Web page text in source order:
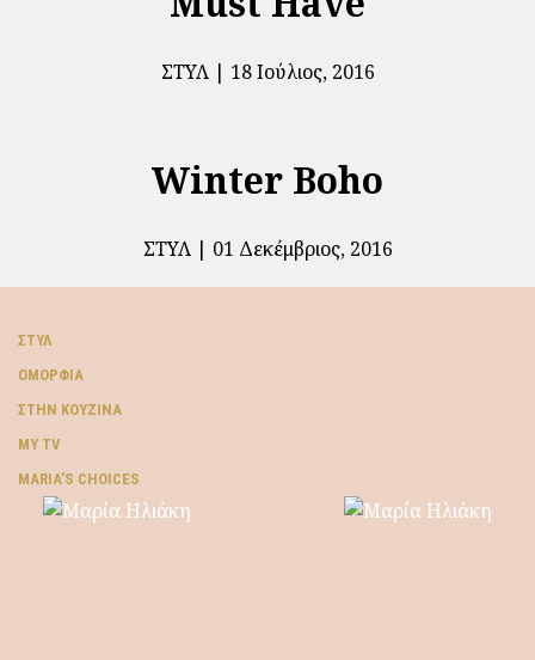
ΣΤΥΛ 18 Ιούλιος, 2016
Winter Boho
ΣΤΥΛ 01 Δεκέμβριος, 2016
ΣΤΥΛ
ΟΜΟΡΦΙΆ
ΣΤΗΝ ΚΟΥΖΊΝΑ
MY TV
ΜARIA’S CHOICES